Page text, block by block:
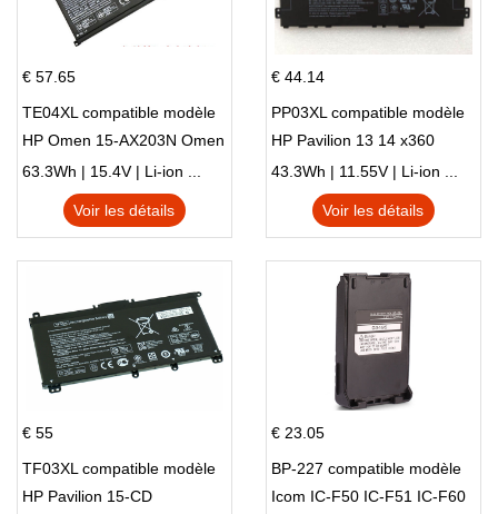
€ 57.65
TE04XL compatible modèle
HP Omen 15-AX203N Omen
15 Series Pavilion 15 Series
63.3Wh | 15.4V | Li-ion ...
Voir les détails
€ 44.14
PP03XL compatible modèle
HP Pavilion 13 14 x360
L83388-AC1 L83388-421
HSTNN-LB8S M01118-421
M01144-005 13-BB 14-DV
43.3Wh | 11.55V | Li-ion ...
Voir les détails
€ 55
TF03XL compatible modèle
HP Pavilion 15-CD
€ 23.05
BP-227 compatible modèle
Icom IC-F50 IC-F51 IC-F60